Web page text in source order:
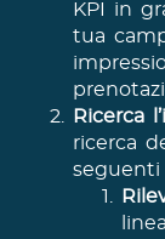
KPI in
tua
Ricerca
ricerca
seguenti